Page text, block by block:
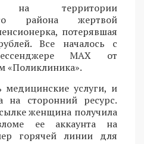
территории
района жертвой
потерявшая
Все началось с
MAX от
«Поликлиника».
медицинские услуги, и
на сторонний ресурс.
женщина получила
ее аккаунта на
горячей линии для